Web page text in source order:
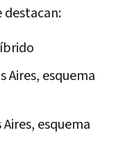
destacan:
Aires, esquema
esquema